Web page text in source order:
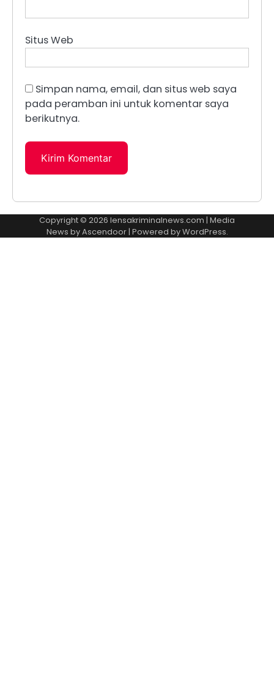
Situs Web
Simpan nama, email, dan situs web saya
pada peramban ini untuk komentar saya
berikutnya.
Copyright © 2026 lensakriminalnews.com | Media
News byAscendoor| Powered byWordPress.